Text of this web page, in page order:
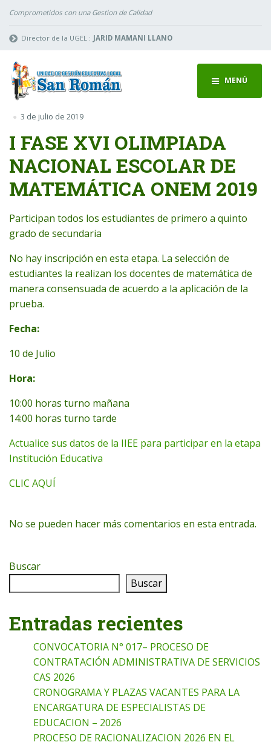
Comprometidos con una Gestion de Calidad
Director de la UGEL : JARID MAMANI LLANO
MENÚ
3 de julio de 2019
I FASE XVI OLIMPIADA
NACIONAL ESCOLAR DE
MATEMÁTICA ONEM 2019
Participan todos los estudiantes de primero a quinto
grado de secundaria
No hay inscripción en esta etapa. La selección de
estudiantes la realizan los docentes de matemática de
manera consensuada de acuerdo a la aplicación de la
prueba.
Fecha:
10 de Julio
Hora:
10:00 horas turno mañana
14:00 horas turno tarde
Actualice sus datos de la IIEE para participar en la etapa
Institución Educativa
CLIC AQUÍ
No se pueden hacer más comentarios en esta entrada.
Buscar
Buscar
Entradas recientes
CONVOCATORIA N° 017– PROCESO DE
CONTRATACIÓN ADMINISTRATIVA DE SERVICIOS
CAS 2026
CRONOGRAMA Y PLAZAS VACANTES PARA LA
ENCARGATURA DE ESPECIALISTAS DE
EDUCACION – 2026
PROCESO DE RACIONALIZACION 2026 EN EL